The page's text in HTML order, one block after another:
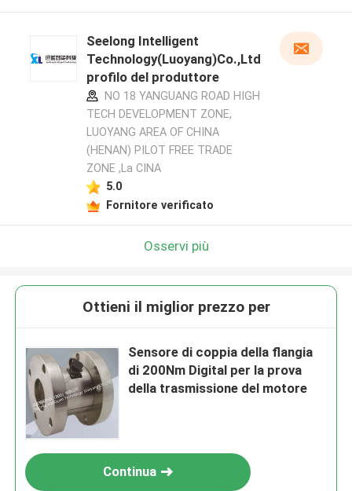
Seelong Intelligent
Technology(Luoyang)Co.,Ltd
profilo del produttore
NO 18 YANGUANG ROAD HIGH
TECH DEVELOPMENT ZONE,
LUOYANG AREA OF CHINA
(HENAN) PILOT FREE TRADE
ZONE ,La CINA
5.0
Fornitore verificato
Osservi più
Ottieni il miglior prezzo per
Sensore di coppia della flangia
di 200Nm Digital per la prova
della trasmissione del motore
Continua